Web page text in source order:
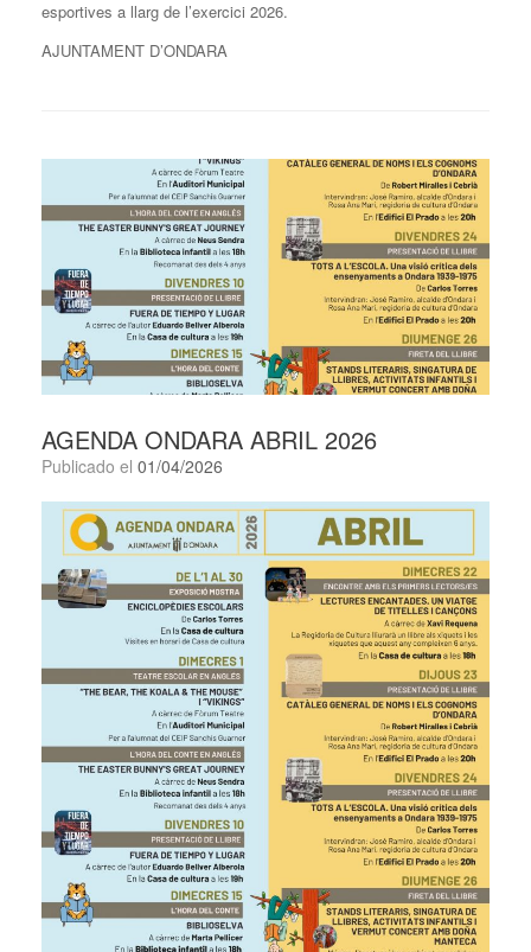
esportives a llarg de l’exercici 2026.
AJUNTAMENT D’ONDARA
AGENDA ONDARA ABRIL 2026
Publicado el 01/04/2026